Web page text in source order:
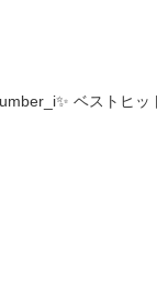
ベストヒ